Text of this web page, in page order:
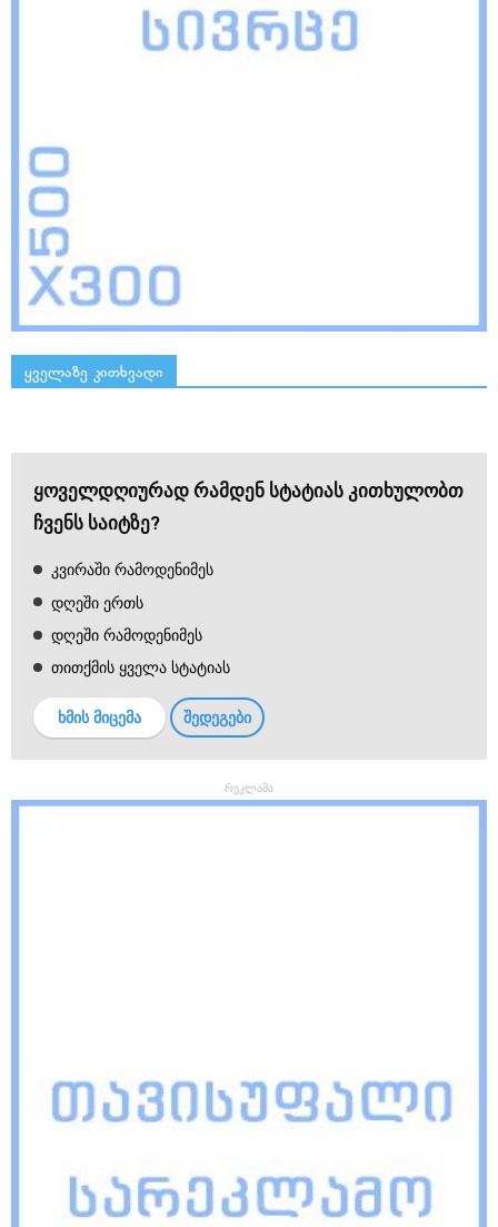
ყველაზე კითხვადი
ყოველდღიურად რამდენ სტატიას კითხულობთ
ჩვენს საიტზე?
კვირაში რამოდენიმეს
დღეში ერთს
დღეში რამოდენიმეს
თითქმის ყველა სტატიას
ხმის მიცემა შედეგები
რეკლამა